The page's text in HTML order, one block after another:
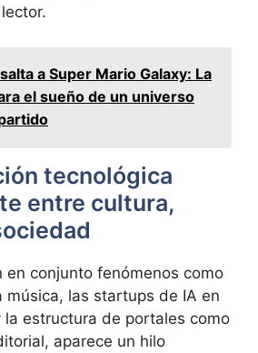
a Super Mario Galaxy: La
el sueño de un universo
tecnológica
entre cultura,
en conjunto fenómenos como
música, las startups de IA en
la estructura de portales como
aparece un hilo